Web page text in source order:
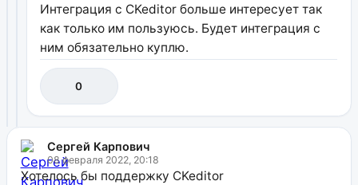
Интеграция с CKeditor больше интересует так
как только им пользуюсь. Будет интеграция с
ним обязательно куплю.
0
Сергей Карпович
08 февраля 2022, 20:18
Хотелось бы поддержку CKeditor